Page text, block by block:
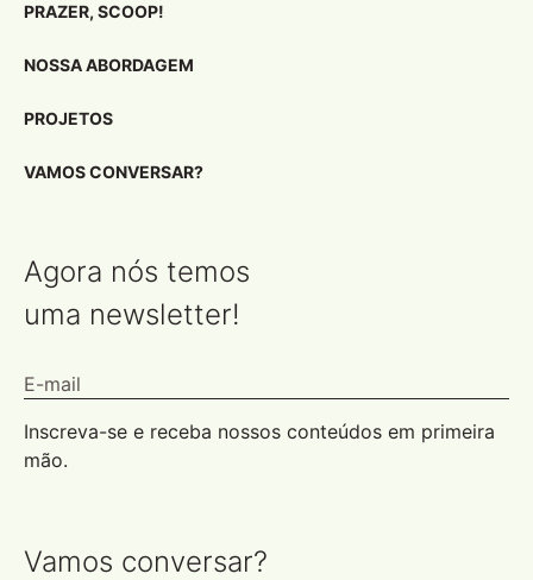
PRAZER, SCOOP!
NOSSA ABORDAGEM
PROJETOS
VAMOS CONVERSAR?
Agora nós temos
uma newsletter!
Inscreva-se e receba nossos conteúdos em primeira
mão.
Vamos conversar?